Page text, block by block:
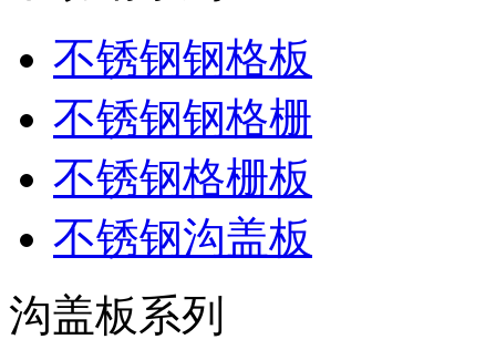
不锈钢钢格板
不锈钢钢格栅
不锈钢格栅板
不锈钢沟盖板
沟盖板系列